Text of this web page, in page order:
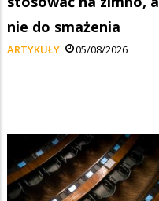
nie do smażenia
ARTYKUŁY 05/08/2026